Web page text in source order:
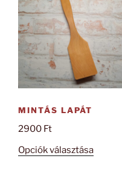
MINTÁS LAPÁT
2900 Ft
Opciók választásaEnnek